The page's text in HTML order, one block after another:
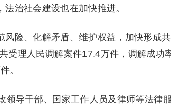
治社会建设也在加快推进。
风险、化解矛盾、维护权益，加快形成
受理人民调解案件17.4万件，调解成功
。
领导干部、国家工作人员及律师等法律